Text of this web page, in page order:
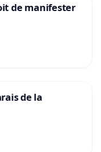
de manifester
de la